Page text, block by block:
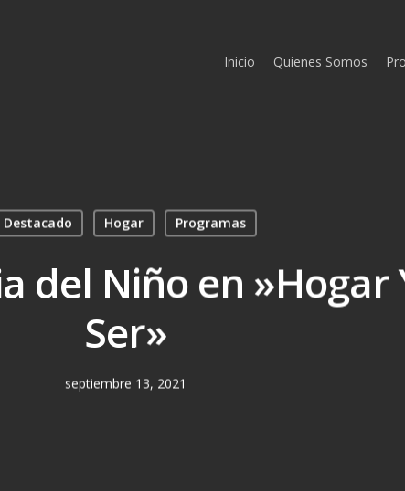
Inicio Quienes Somos
Destacado Hogar Programas
del Niño en »Hogar
Ser»
septiembre 13, 2021